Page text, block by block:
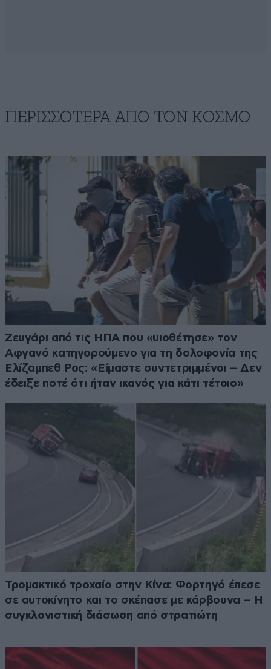
ΠΕΡΙΣΣΟΤΕΡΑ ΑΠΟ ΤΟΝ ΚΟΣΜΟ
Ζευγάρι από τις ΗΠΑ που «υιοθέτησε» τον
Αφγανό κατηγορούμενο για τη δολοφονία της
Ελίζαμπεθ Ρος: «Είμαστε συντετριμμένοι – Δεν
έδειξε ποτέ ότι ήταν ικανός για κάτι τέτοιο»
Τρομακτικό τροχαίο στην Κίνα: Φορτηγό έπεσε
σε αυτοκίνητο και το σκέπασε με κάρβουνα – Η
συγκλονιστική διάσωση από στρατιώτη